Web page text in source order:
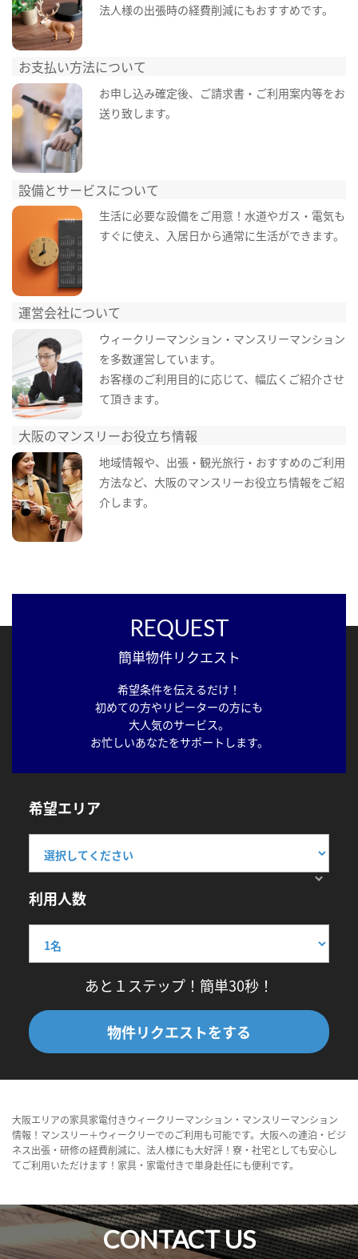
法人様の出張時の経費削減にもおすすめです。
お支払い方法について
お申し込み確定後、ご請求書・ご利用案内等をお
送り致します。
設備とサービスについて
生活に必要な設備をご用意！水道やガス・電気も
すぐに使え、入居日から通常に生活ができます。
運営会社について
ウィークリーマンション・マンスリーマンション
を多数運営しています。
お客様のご利用目的に応じて、幅広くご紹介させ
て頂きます。
大阪のマンスリーお役立ち情報
地域情報や、出張・観光旅行・おすすめのご利用
方法など、大阪のマンスリーお役立ち情報をご紹
介します。
REQUEST
簡単物件リクエスト
希望条件を伝えるだけ！
初めての方やリピーターの方にも
大人気のサービス。
お忙しいあなたをサポートします。
希望エリア
利用人数
あと１ステップ！簡単30秒！
物件リクエストをする
大阪エリアの家具家電付きウィークリーマンション・マンスリーマンション
情報！マンスリー＋ウィークリーでのご利用も可能です。大阪への連泊・ビジ
ネス出張・研修の経費削減に、法人様にも大好評！寮・社宅としても安心し
てご利用いただけます！家具・家電付きで単身赴任にも便利です。
CONTACT US